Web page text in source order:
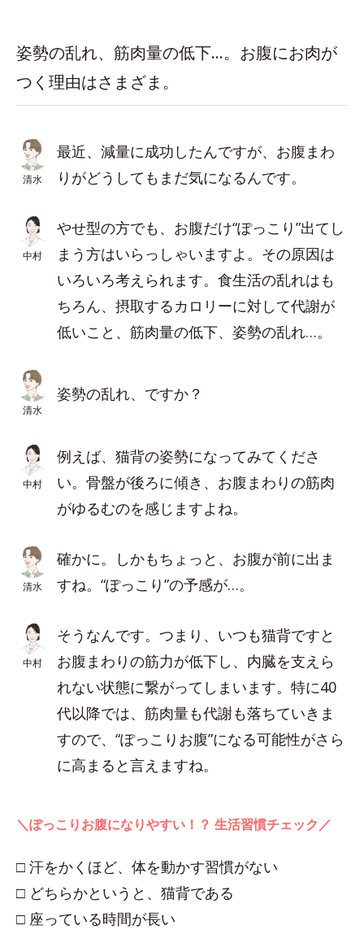
姿勢の乱れ、筋肉量の低下…。お腹にお肉が
つく理由はさまざま。
清水
最近、減量に成功したんですが、お腹まわ
りがどうしてもまだ気になるんです。
中村
やせ型の方でも、お腹だけ“ぽっこり”出てし
まう方はいらっしゃいますよ。その原因は
いろいろ考えられます。食生活の乱れはも
ちろん、摂取するカロリーに対して代謝が
低いこと、筋肉量の低下、姿勢の乱れ…。
清水
姿勢の乱れ、ですか？
中村
例えば、猫背の姿勢になってみてくださ
い。骨盤が後ろに傾き、お腹まわりの筋肉
がゆるむのを感じますよね。
清水
確かに。しかもちょっと、お腹が前に出ま
すね。“ぽっこり”の予感が…。
中村
そうなんです。つまり、いつも猫背ですと
お腹まわりの筋力が低下し、内臓を支えら
れない状態に繋がってしまいます。特に40
代以降では、筋肉量も代謝も落ちていきま
すので、“ぽっこりお腹”になる可能性がさら
に高まると言えますね。
＼ぽっこりお腹になりやすい！？ 生活習慣チェック／
□ 汗をかくほど、体を動かす習慣がない
□ どちらかというと、猫背である
□ 座っている時間が長い